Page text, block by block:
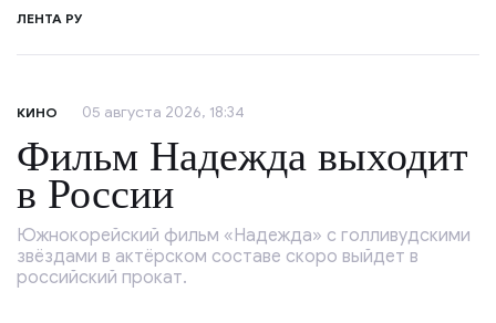
ЛЕНТА РУ
КИНО 05 августа 2026, 18:34
Фильм Надежда выходит
в России
Южнокорейский фильм «Надежда» с голливудскими
звёздами в актёрском составе скоро выйдет в
российский прокат.